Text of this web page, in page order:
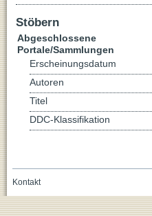
Stöbern
Abgeschlossene
Portale/Sammlungen
Erscheinungsdatum
Autoren
Titel
DDC-Klassifikation
Kontakt